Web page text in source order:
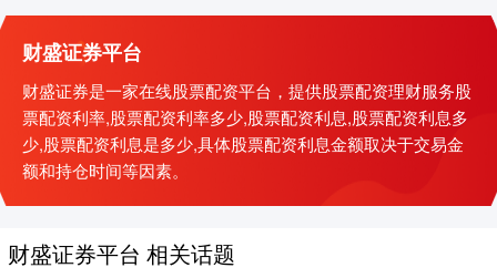
财盛证券平台
财盛证券是一家在线股票配资平台，提供股票配资理财服务股
票配资利率,股票配资利率多少,股票配资利息,股票配资利息多
少,股票配资利息是多少,具体股票配资利息金额取决于交易金
额和持仓时间等因素。
财盛证券平台 相关话题